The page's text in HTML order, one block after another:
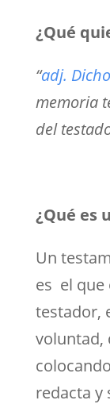
¿Qué
“adj.
memoria
del
¿Qué es
Un
es el que
testador,
voluntad,
redacta y